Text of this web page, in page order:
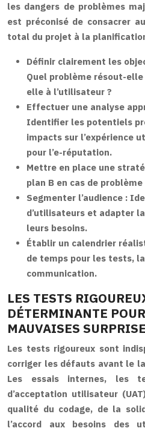
les dangers de problèmes
est préconisé de consacrer
total du projet à la
Définir clairement les
Quel problème résout-
elle à l’utilisateur ?
Effectuer une analyse
Identifier les potentiels
impacts sur l’expérience
pour l’e-réputation.
Mettre en place une
plan B en cas de
Segmenter l’audience :
d’utilisateurs et adapter
leurs besoins.
Établir un calendrier
de temps pour les tests,
communication.
LES TESTS
DÉTERMINANTE
MAUVAISES
Les tests rigoureux sont
corriger les défauts avant le
Les essais internes, les
d’acceptation utilisateur
qualité du codage, de la
l’accord aux besoins des